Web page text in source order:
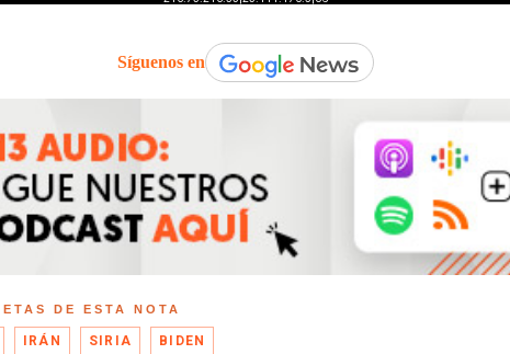
Síguenos en
DE ESTA NOTA
IRÁN SIRIA BIDEN